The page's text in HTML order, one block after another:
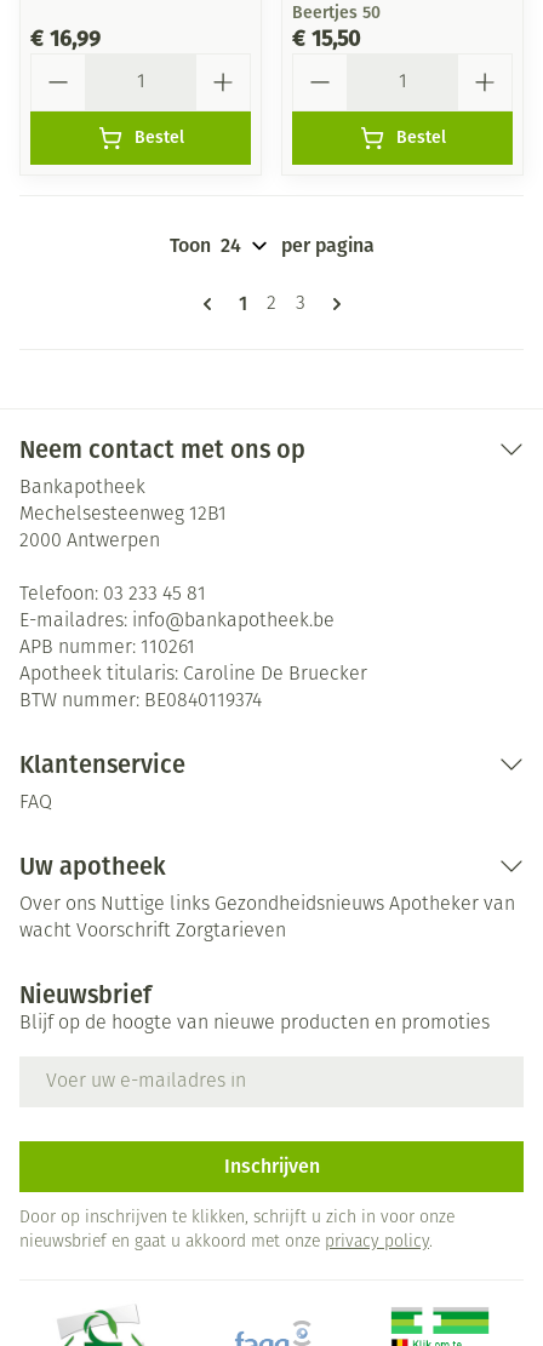
€ 16,99
Bestel
Beertjes 50
€ 15,50
Bestel
Pagina's
U lees momenteel pagina
1 Pagina
2 Pagina
3
Toon per pagina
Neem contact met ons op
Bankapotheek
Mechelsesteenweg 12B1
2000 Antwerpen
Telefoon: 03 233 45 81
E-mailadres: info@bankapotheek.be
APB nummer: 110261
Apotheek titularis: Caroline De Bruecker
BTW nummer: BE0840119374
Klantenservice
FAQ
Uw apotheek
Over ons Nuttige links Gezondheidsnieuws Apotheker van
wacht Voorschrift Zorgtarieven
Nieuwsbrief
Blijf op de hoogte van nieuwe producten en promoties
Inschrijven
Door op inschrijven te klikken, schrijft u zich in voor onze
nieuwsbrief en gaat u akkoord met onze privacy policy.